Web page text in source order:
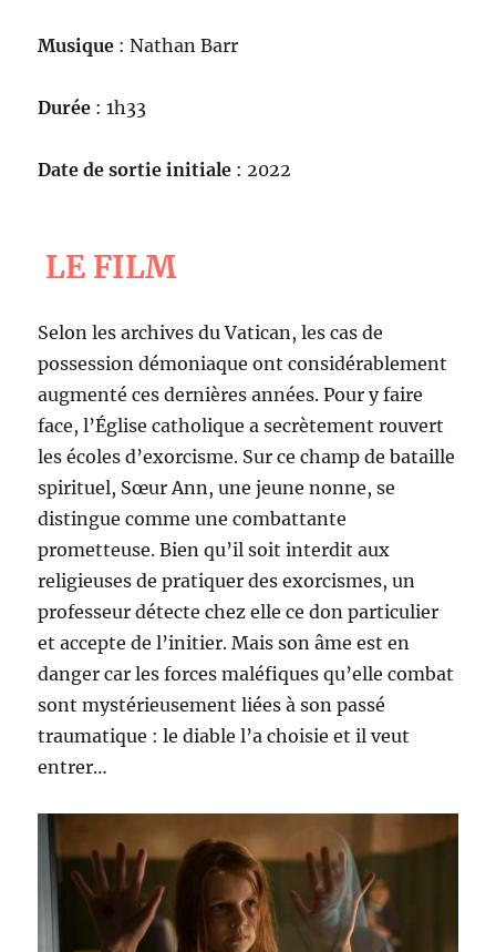
Musique : Nathan Barr
Durée : 1h33
Date de sortie initiale : 2022
LE FILM
Selon les archives du Vatican, les cas de
possession démoniaque ont considérablement
augmenté ces dernières années. Pour y faire
face, l’Église catholique a secrètement rouvert
les écoles d’exorcisme. Sur ce champ de bataille
spirituel, Sœur Ann, une jeune nonne, se
distingue comme une combattante
prometteuse. Bien qu’il soit interdit aux
religieuses de pratiquer des exorcismes, un
professeur détecte chez elle ce don particulier
et accepte de l’initier. Mais son âme est en
danger car les forces maléfiques qu’elle combat
sont mystérieusement liées à son passé
traumatique : le diable l’a choisie et il veut
entrer…